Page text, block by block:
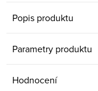
Popis produktu
Parametry produktu
Hodnocení